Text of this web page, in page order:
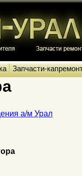
Запчасти-
а/м Урал